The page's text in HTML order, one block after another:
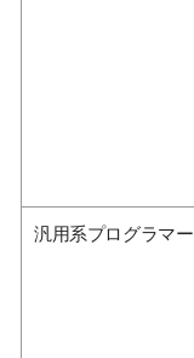
汎用系プログラマー